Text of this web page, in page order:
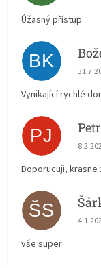
Úžasný přístup
BK
Vynikající rychlé
PJ
Doporucuji, krasne
ŠS
vše super